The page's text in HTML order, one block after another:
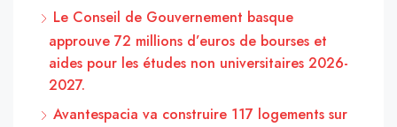
Le Conseil de Gouvernement basque
approuve 72 millions d’euros de bourses et
aides pour les études non universitaires 2026-
2027.
Avantespacia va construire 117 logements sur